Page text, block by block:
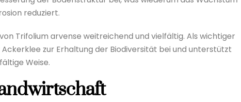
reduziert.
Trifolium arvense weitreichend und vielfältig. Als wichtiger
zur Erhaltung der Biodiversität bei und unterstützt
Weise.